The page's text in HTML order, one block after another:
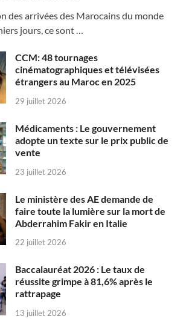
des arrivées des Marocains du monde
jours, ce sont …
CCM: 48 tournages
cinématographiques et télévisées
étrangers au Maroc en 2025
29 juillet 2026
Médicaments : Le gouvernement
adopte un texte sur le prix public de
vente
23 juillet 2026
Le ministère des AE demande de
faire toute la lumière sur la mort de
Abderrahim Fakir en Italie
22 juillet 2026
Baccalauréat 2026 : Le taux de
réussite grimpe à 81,6% après le
rattrapage
13 juillet 2026